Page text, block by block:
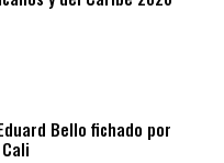
Bello fichado por